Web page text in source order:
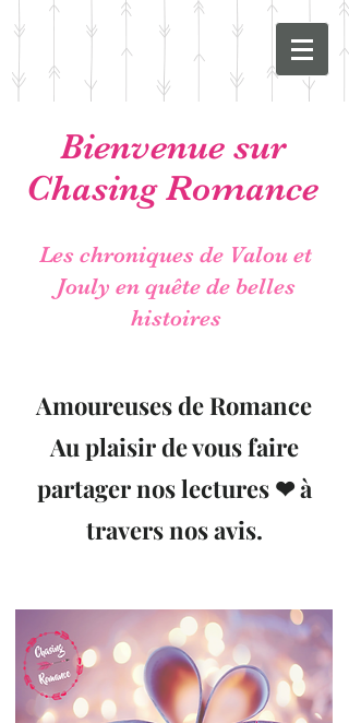
Bienvenue sur
Chasing Romance
Les chroniques de Valou et
Jouly en quête de belles
histoires
Amoureuses de Romance
Au plaisir de vous faire
partager nos lectures ❤ à
travers nos avis.